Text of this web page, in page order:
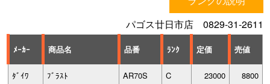
パゴス廿日市店 0829-31-2611
ﾒｰｶｰ 商品名 品番 ﾗﾝｸ 定価 売値
ﾀﾞｲﾜ ﾌﾞﾗｽﾄ AR70S C 23000 8800